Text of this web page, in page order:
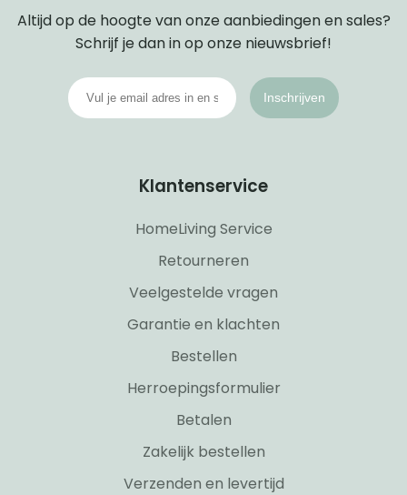
Altijd op de hoogte van onze aanbiedingen en sales?
Schrijf je dan in op onze nieuwsbrief!
Inschrijven
Klantenservice
HomeLiving Service
Retourneren
Veelgestelde vragen
Garantie en klachten
Bestellen
Herroepingsformulier
Betalen
Zakelijk bestellen
Verzenden en levertijd